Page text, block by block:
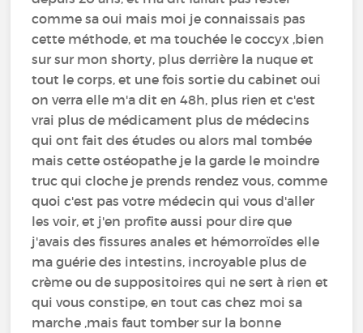
comme sa oui mais moi je connaissais pas
cette méthode, et ma touchée le coccyx ,bien
sur sur mon shorty, plus derrière la nuque et
tout le corps, et une fois sortie du cabinet oui
on verra elle m'a dit en 48h, plus rien et c'est
vrai plus de médicament plus de médecins
qui ont fait des études ou alors mal tombée
mais cette ostéopathe je la garde le moindre
truc qui cloche je prends rendez vous, comme
quoi c'est pas votre médecin qui vous d'aller
les voir, et j'en profite aussi pour dire que
j'avais des fissures anales et hémorroïdes elle
ma guérie des intestins, incroyable plus de
crème ou de suppositoires qui ne sert à rien et
qui vous constipe, en tout cas chez moi sa
marche ,mais faut tomber sur la bonne